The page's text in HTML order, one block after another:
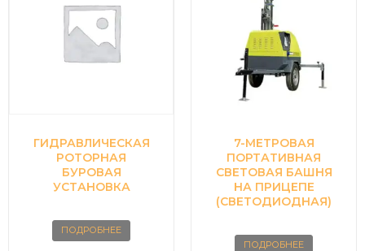
ГИДРАВЛИЧЕСКАЯ
РОТОРНАЯ
БУРОВАЯ
УСТАНОВКА
ПОДРОБНЕЕ
7-МЕТРОВАЯ
ПОРТАТИВНАЯ
СВЕТОВАЯ БАШНЯ
НА ПРИЦЕПЕ
(СВЕТОДИОДНАЯ)
ПОДРОБНЕЕ